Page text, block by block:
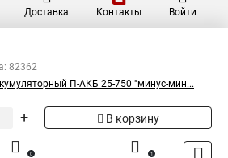
Доставка Контакты Войти
82362
П-АКБ 25-750 "минус-мин...
+ В корзину
0 1